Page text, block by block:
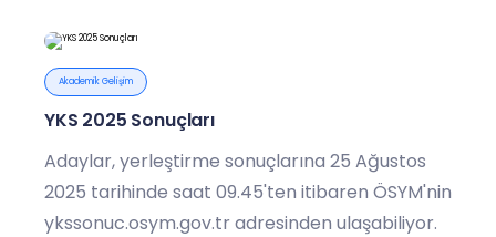
Akademik Gelişim
YKS 2025 Sonuçları
Adaylar, yerleştirme sonuçlarına 25 Ağustos
2025 tarihinde saat 09.45'ten itibaren ÖSYM'nin
ykssonuc.osym.gov.tr adresinden ulaşabiliyor.